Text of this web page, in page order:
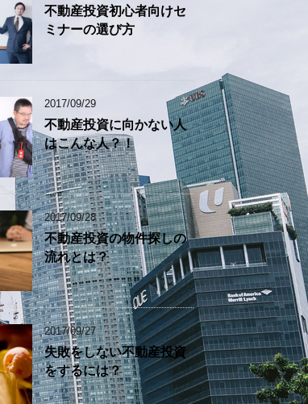
不動産投資初心者向けセ
ミナーの選び方
2017/09/29
不動産投資に向かない人
はこんな人？！
2017/09/28
不動産投資の物件探しの
流れとは？
2017/09/27
失敗をしない不動産投資
をするには？